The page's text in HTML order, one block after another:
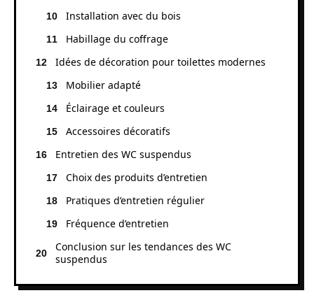
Installation avec du bois
Habillage du coffrage
Idées de décoration pour toilettes modernes
Mobilier adapté
Éclairage et couleurs
Accessoires décoratifs
Entretien des WC suspendus
Choix des produits d’entretien
Pratiques d’entretien régulier
Fréquence d’entretien
Conclusion sur les tendances des WC
suspendus